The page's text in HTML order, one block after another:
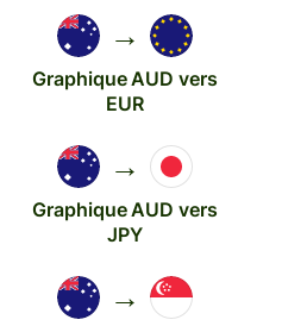
→
Graphique AUD vers
EUR
→
Graphique AUD vers
JPY
→